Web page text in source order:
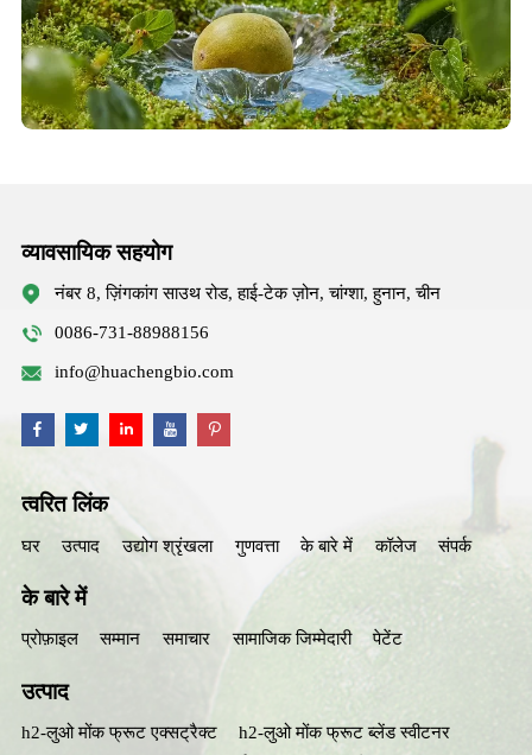
व्यावसायिक सहयोग
नंबर 8, ज़िंगकांग साउथ रोड, हाई-टेक ज़ोन, चांग्शा, हुनान, चीन
0086-731-88988156
info@huachengbio.com
त्वरित लिंक
घर उत्पाद उद्योग श्रृंखला गुणवत्ता के बारे में कॉलेज संपर्क
के बारे में
प्रोफ़ाइल सम्मान समाचार सामाजिक जिम्मेदारी पेटेंट
उत्पाद
h2-लुओ मोंक फ्रूट एक्सट्रैक्ट h2-लुओ मोंक फ्रूट ब्लेंड स्वीटनर